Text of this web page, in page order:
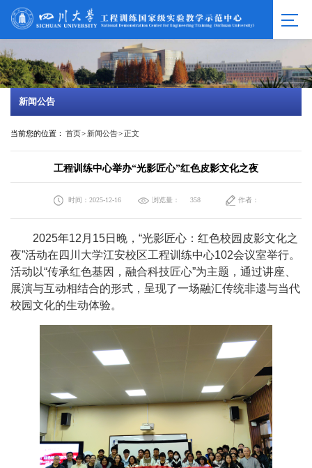
新闻公告
当前您的位置： 首页> 新闻公告>正文
工程训练中心举办“光影匠心”红色皮影文化之夜
时间：2025-12-16 浏览量： 358 作者：
2025年12 月 15日晚， “光影匠心：红色校园皮影文化之
夜”活动在四川大学江安校区工程训练中心102会议室举行。
活动以“传承红色基因，融合科技匠心”为主题，通过讲座、
展演与互动相结合的形式，呈现了一场融汇传统非遗与当代
校园文化的生动体验。